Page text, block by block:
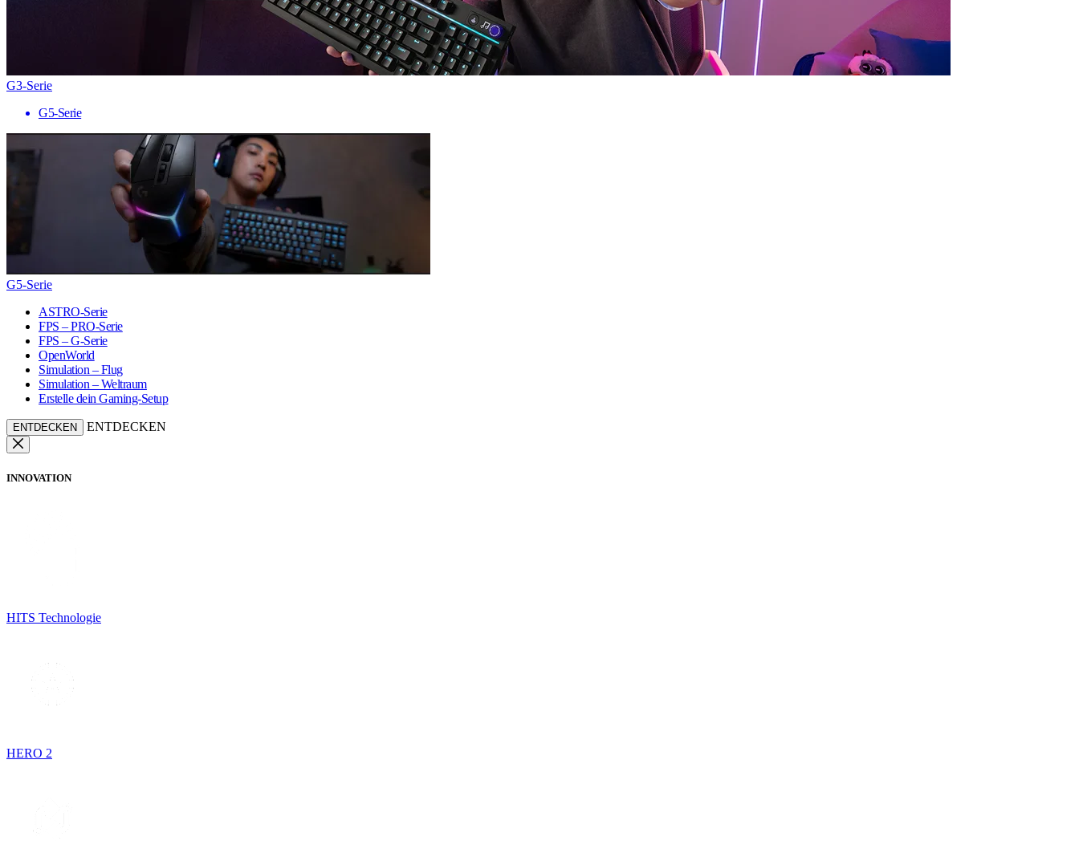
G3-Serie
G5-Serie
G5-Serie
ASTRO-Serie
FPS – PRO-Serie
FPS – G-Serie
OpenWorld
Simulation – Flug
Simulation – Weltraum
Erstelle dein Gaming-Setup
ENTDECKEN ENTDECKEN
INNOVATION
HITS Technologie
HERO 2